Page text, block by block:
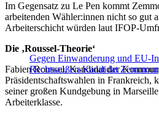
Im Gegensatz zu Le Pen kommt
arbeitenden Wähler:innen nicht so gut
Arbeiterschicht würden laut IFOP-
Gegen Einwanderung und EU-
Rechtsaußen-Kandidat Zemmour
Die ‚Roussel-Theorie‘
Fabien Roussel, Kandidat der
Präsidentschaftswahlen in Frankreich,
seiner großen Kundgebung in
Arbeiterklasse.